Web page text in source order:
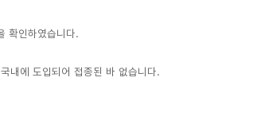
확인하였습니다.
내에 도입되어 접종된 바 없습니다.